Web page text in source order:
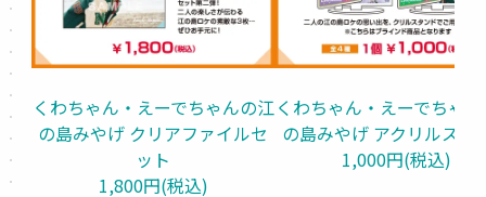
くわちゃん・えーでちゃんの江
の島みやげ クリアファイルセ
ット
1,800円(税込)
くわちゃん・えーでちゃ
の島みやげ アクリルスタ
1,000円(税込)